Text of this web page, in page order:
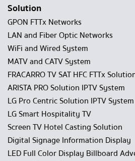
Solution
GPON FTTx Networks
LAN and Fiber Optic Networks
WiFi and Wired System
MATV and CATV System
FRACARRO TV SAT HFC FTTx
ARISTA PRO Solution IPTV System
LG Pro Centric Solution IPTV System
LG Smart Hospitality TV
Screen TV Hotel Casting Solution
Digital Signage Information Display
LED Full Color Display Billboard